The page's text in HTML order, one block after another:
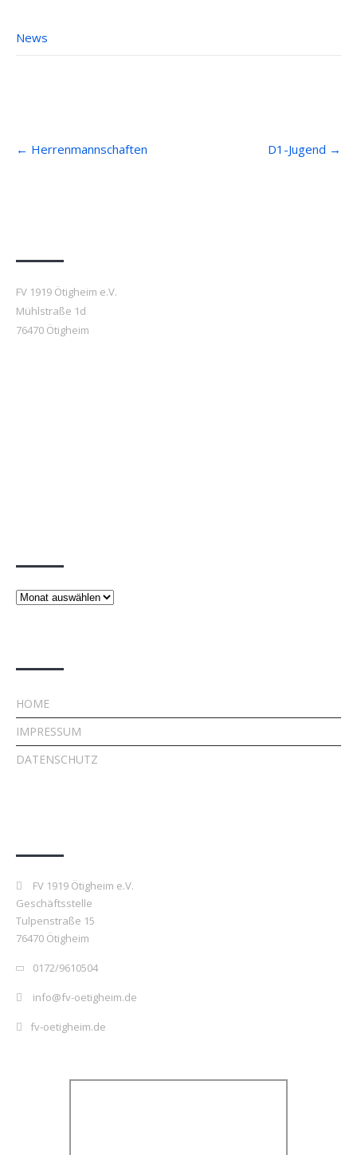
News
navigation
← Herrenmannschaften D1-Jugend →
FV 1919 Ötigheim e.V.
Mühlstraße 1d
76470 Ötigheim
Beiträge
HOME
IMPRESSUM
DATENSCHUTZ
FV 1919 Ötigheim e.V.
Geschäftsstelle
Tulpenstraße 15
76470 Ötigheim
0172/9610504
info@fv-oetigheim.de
fv-oetigheim.de